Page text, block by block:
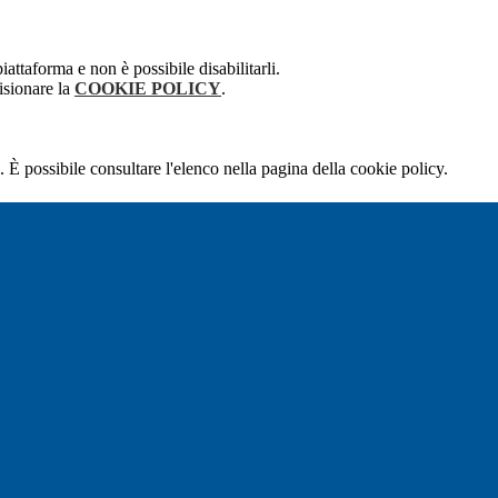
e non è possibile disabilitarli.
la COOKIE POLICY.
possibile consultare l'elenco nella pagina della cookie policy.